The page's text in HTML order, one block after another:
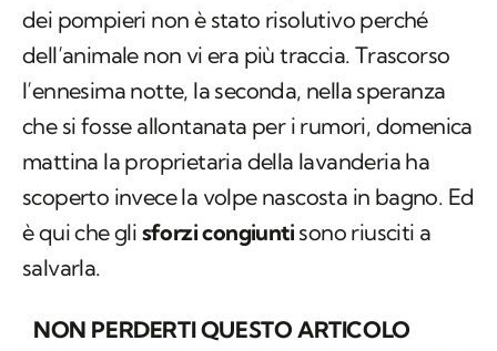
dei pompieri non è stato risolutivo perché
dell’animale non vi era più traccia. Trascorso
l’ennesima notte, la seconda, nella speranza
che si fosse allontanata per i rumori, domenica
mattina la proprietaria della lavanderia ha
scoperto invece la volpe nascosta in bagno. Ed
è qui che gli sforzi congiunti sono riusciti a
salvarla.
NON PERDERTI QUESTO ARTICOLO